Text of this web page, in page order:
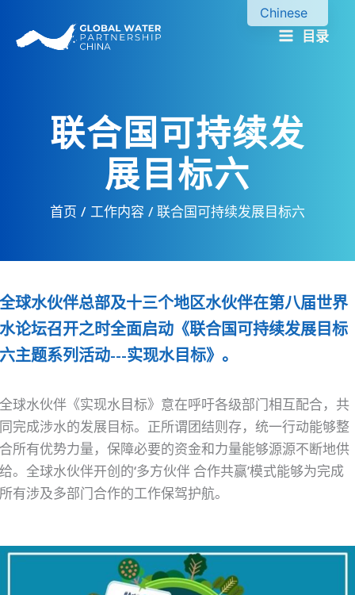
目录
联合国可持续发
展目标六
首页 工作内容 联合国可持续发展目标六
全球水伙伴总部及十三个地区水伙伴在第八届世界
水论坛召开之时全面启动《联合国可持续发展目标
六主题系列活动---实现水目标》。
全球水伙伴《实现水目标》意在呼吁各级部门相互配合，共
同完成涉水的发展目标。正所谓团结则存，统一行动能够整
合所有优势力量，保障必要的资金和力量能够源源不断地供
给。全球水伙伴开创的‘多方伙伴 合作共赢’模式能够为完成
所有涉及多部门合作的工作保驾护航。
Chinese
English